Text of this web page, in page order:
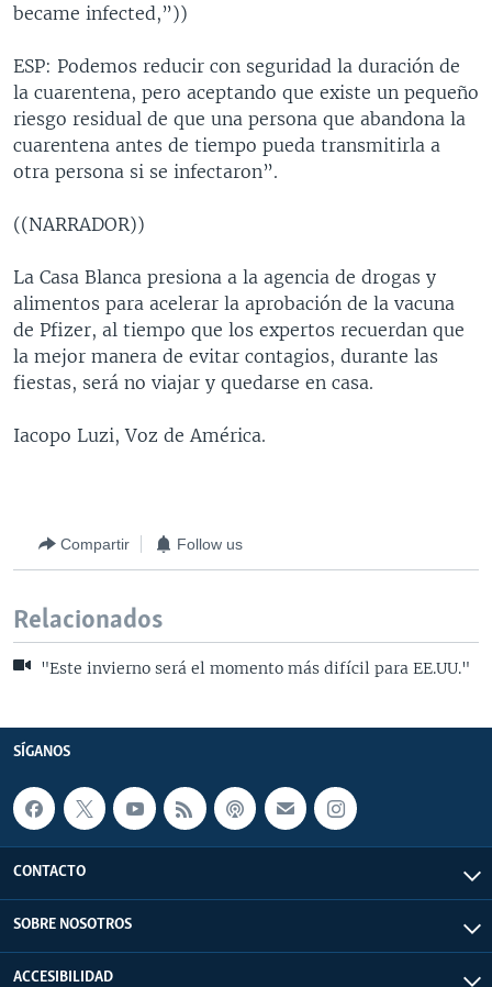
became infected,”))
ESP: Podemos reducir con seguridad la duración de
la cuarentena, pero aceptando que existe un pequeño
riesgo residual de que una persona que abandona la
cuarentena antes de tiempo pueda transmitirla a
otra persona si se infectaron”.
((NARRADOR))
La Casa Blanca presiona a la agencia de drogas y
alimentos para acelerar la aprobación de la vacuna
de Pfizer, al tiempo que los expertos recuerdan que
la mejor manera de evitar contagios, durante las
fiestas, será no viajar y quedarse en casa.
Iacopo Luzi, Voz de América.
Compartir Follow us
Relacionados
"Este invierno será el momento más difícil para EE.UU."
SÍGANOS
CONTACTO
SOBRE NOSOTROS
ACCESIBILIDAD